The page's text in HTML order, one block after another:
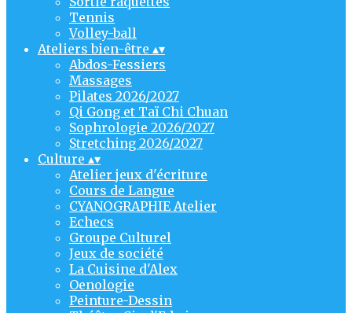
Tennis
Volley-ball
Ateliers bien-être ▴▾
Abdos-Fessiers
Massages
Pilates 2026/2027
Qi Gong et Taï Chi Chuan
Sophrologie 2026/2027
Stretching 2026/2027
Culture ▴▾
Atelier jeux d'écriture
Cours de Langue
CYANOGRAPHIE Atelier
Echecs
Groupe Culturel
Jeux de société
La Cuisine d'Alex
Oenologie
Peinture-Dessin